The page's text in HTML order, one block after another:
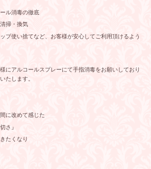
ル消毒の徹底
掃・換気
プ使い捨てなど、お客様が安心してご利用頂けるよう
にアルコールスプレーにて手指消毒をお願いしており
たします。
に改めて感じた
さ』
たくなり